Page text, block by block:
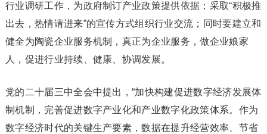
行业调研工作，为政府制订产业政策提供依据；采取“积极推
出去，热情请进来”的宣传方式组织行业交流；同时要建立和
健全为陶瓷企业服务机制，真正为企业服务，做企业娘家
人，促进行业持续、健康、协调发展。
党的二十届三中全会中提出，“加快构建促进数字经济发展体
制机制，完善促进数字产业化和产业数字化政策体系。作为
数字经济时代的关键生产要素，数据在提升经营效率、节省